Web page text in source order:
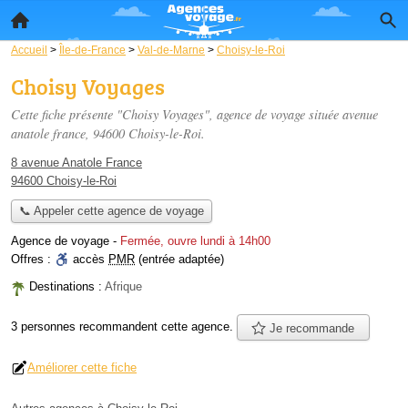
Accueil > Île-de-France > Val-de-Marne > Choisy-le-Roi
Choisy Voyages
Cette fiche présente "Choisy Voyages", agence de voyage située avenue
anatole france, 94600 Choisy-le-Roi.
8 avenue Anatole France
94600 Choisy-le-Roi
📞 Appeler cette agence de voyage
Agence de voyage - Fermée, ouvre lundi à 14h00
Offres :
accès PMR (entrée adaptée)
Destinations : Afrique
3 personnes recommandent cette agence. Je recommande
Améliorer cette fiche